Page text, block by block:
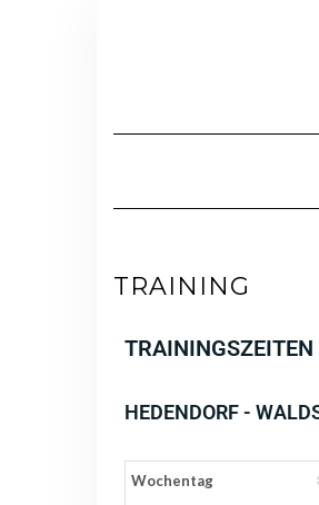
TRAINING
TRAININGSZEITEN
HEDENDORF -
Wochentag